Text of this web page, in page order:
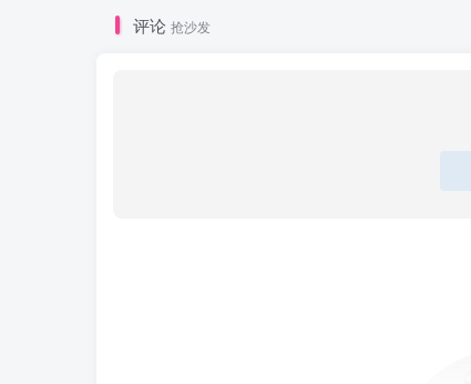
评论 抢沙发